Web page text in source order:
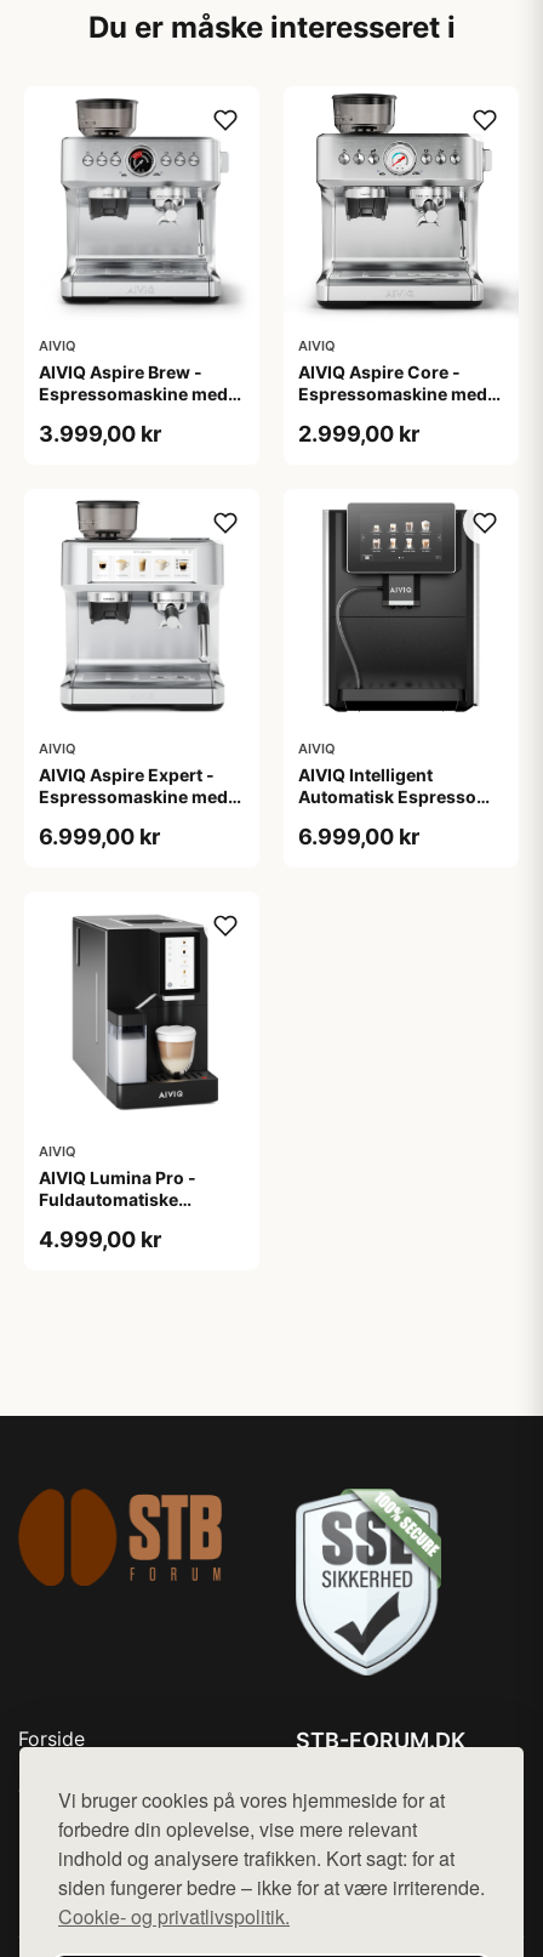
Vi bruger cookies på vores hjemmeside for at
forbedre din oplevelse, vise mere relevant
indhold og analysere trafikken. Kort sagt: for at
siden fungerer bedre – ikke for at være irriterende.
Cookie- og privatlivspolitik.
Du er måske interesseret i
AIVIQ
AIVIQ Aspire Brew -
Espressomaskine med
- Rustfrit stål
3.999,00 kr
AIVIQ
AIVIQ Aspire Core -
Espressomaskine med
- Rustfrit stål
2.999,00 kr
AIVIQ
AIVIQ Aspire Expert -
Espressomaskine med
- Rustfrit stål
6.999,00 kr
AIVIQ
AIVIQ Intelligent
Automatisk Espresso
Sølv & Sort
6.999,00 kr
AIVIQ
AIVIQ Lumina Pro -
Fuldautomatiske
Rustfrit stål
4.999,00 kr
Forside
Top Rabatter
Kontakt
STB-FORUM.DK
Mail: hej@want.dk
Cookie- og privatlivspolitik